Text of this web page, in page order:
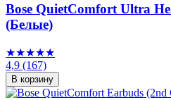
Bose QuietComfort Ultra
(Белые)
★★★★★
4,9 (167)
В корзину